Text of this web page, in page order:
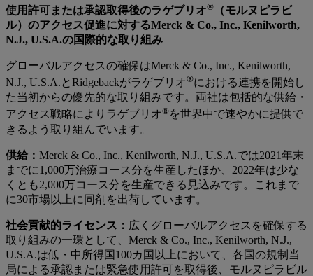
使用許可または承認取得後のラゲブリオ® （モルヌピラビ
ル）のアクセス促進に対するMerck & Co., Inc., Kenilworth,
N.J., U.S.A.の国際的な取り組み
グローバルアクセスの確保はMerck & Co., Inc., Kenilworth,
N.J., U.S.A.とRidgebackがラゲブリオ®における連携を開始し
た当初からの優先的な取り組みです。両社は包括的な供給・
アクセス戦略によりラゲブリオ®を世界中で速やかに提供で
きるよう取り組んでいます。
供給： Merck & Co., Inc., Kenilworth, N.J., U.S.A.では2021年末
までに1,000万治療コース分を生産したほか、2022年は少な
くとも2,000万コース分を生産できる見込みです。これまで
に30市場以上に同剤を出荷しています。
社会貢献的ライセンス： 広くグローバルアクセスを確保する
取り組みの一環として、Merck & Co., Inc., Kenilworth, N.J.,
U.S.A.は低・中所得国100カ国以上において、各国の規制当
局による承認または緊急使用許可を取得後、モルヌピラビル